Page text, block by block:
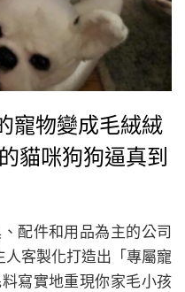
寵物變成毛絨絨
貓咪狗狗逼真到
配件和用品為主的公司
客製化打造出「專屬寵
寫實地重現你家毛小孩